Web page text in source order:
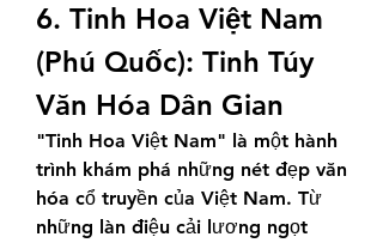
6. Tinh Hoa Việt Nam
(Phú Quốc): Tinh Túy
Văn Hóa Dân Gian
"Tinh Hoa Việt Nam" là một hành
trình khám phá những nét đẹp văn
hóa cổ truyền của Việt Nam. Từ
những làn điệu cải lương ngọt